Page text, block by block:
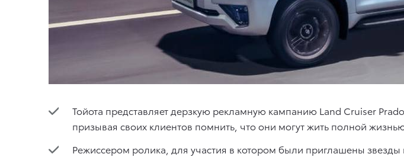
Тойота представляет дерзкую рекламную кампанию Land Cruiser
призывая своих клиентов помнить, что они могут жить полной
Режиссером ролика, для участия в котором были приглашены